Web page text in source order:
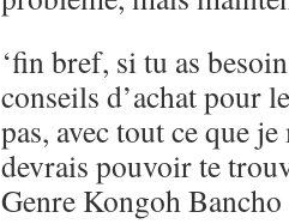
‘fin bref, si tu as
conseils d’achat pour
pas, avec tout ce que
devrais pouvoir te
Genre Kongoh Bancho